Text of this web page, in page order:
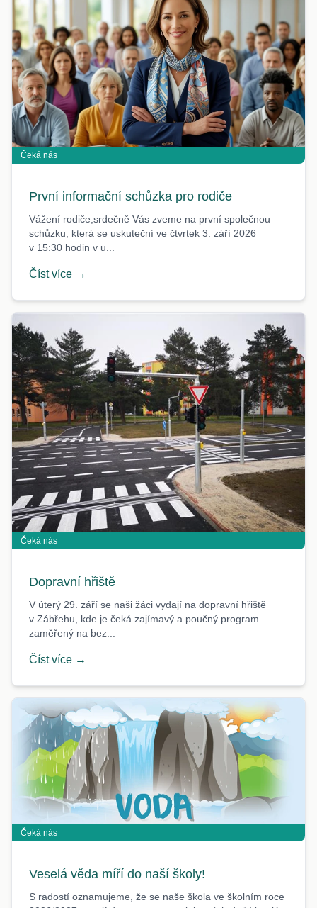
Čeká nás
První informační schůzka pro rodiče
Vážení rodiče,srdečně Vás zveme na první společnou
schůzku, která se uskuteční ve čtvrtek 3. září 2026
v 15:30 hodin v u...
Číst více →
Čeká nás
Dopravní hřiště
V úterý 29. září se naši žáci vydají na dopravní hřiště
v Zábřehu, kde je čeká zajímavý a poučný program
zaměřený na bez...
Číst více →
Čeká nás
Veselá věda míří do naší školy!
S radostí oznamujeme, že se naše škola ve školním roce